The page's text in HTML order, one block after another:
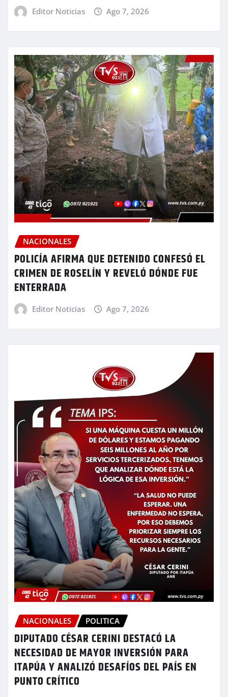
Editor Noticias Ago 7, 2026
NACIONALES
POLICÍA AFIRMA QUE DETENIDO CONFESÓ EL
CRIMEN DE ROSELÍN Y REVELÓ DÓNDE FUE
ENTERRADA
Editor Noticias Ago 7, 2026
NACIONALES POLITICA
DIPUTADO CÉSAR CERINI DESTACÓ LA
NECESIDAD DE MAYOR INVERSIÓN PARA
ITAPÚA Y ANALIZÓ DESAFÍOS DEL PAÍS EN
PUNTO CRÍTICO